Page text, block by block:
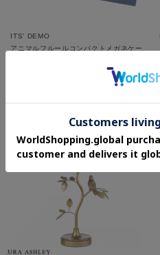
ITS' DEMO
アニマルフルールコンパクトメガネケー